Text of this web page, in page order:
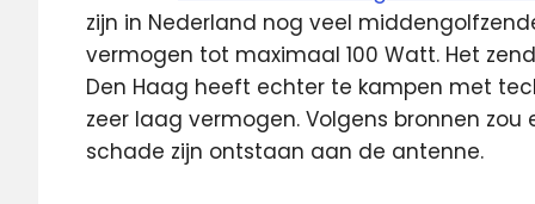
zijn in Nederland nog veel
vermogen tot maximaal 100 Watt. Het
Den Haag heeft echter te kampen met
zeer laag vermogen. Volgens bronnen
schade zijn ontstaan aan de antenne.